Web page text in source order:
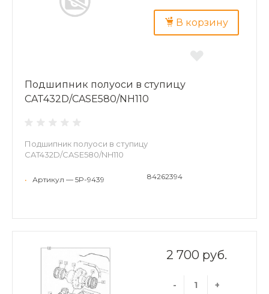
В корзину
Подшипник полуоси в ступицу
CAT432D/CASE580/NH110
Подшипник полуоси в ступицу
CAT432D/CASE580/NH110
• Артикул — 5P-9439 84262394
2 700 руб.
- +